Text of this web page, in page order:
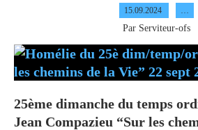
15.09.2024 …
Par Serviteur-ofs
25ème dimanche du temps
Jean Compazieu “Sur les